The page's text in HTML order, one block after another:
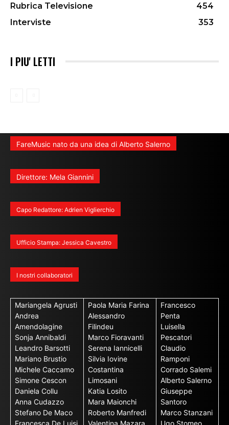
Rubrica Televisione
454
Interviste
353
I PIU' LETTI
FareMusic nato da una idea di Alberto Salerno
Direttore: Mela Giannini
Capo Redattore: Adrien Viglierchio
Ufficio Stampa: Jessica Cavestro
I nostri collaboratori
Mariangela Agrusti
Andrea
Amendolagine
Sonja Annibaldi
Leandro Barsotti
Mariano Brustio
Michele Caccamo
Simone Cescon
Daniela Collu
Anna Cudazzo
Stefano De Maco
Paola Maria Farina
Alessandro
Filindeu
Marco Fioravanti
Serena Iannicelli
Silvia Iovine
Costantina
Limosani
Katia Losito
Mara Maionchi
Roberto Manfredi
Francesco
Penta
Luisella
Pescatori
Claudio
Ramponi
Corrado Salemi
Alberto Salerno
Giuseppe
Santoro
Marco Stanzani